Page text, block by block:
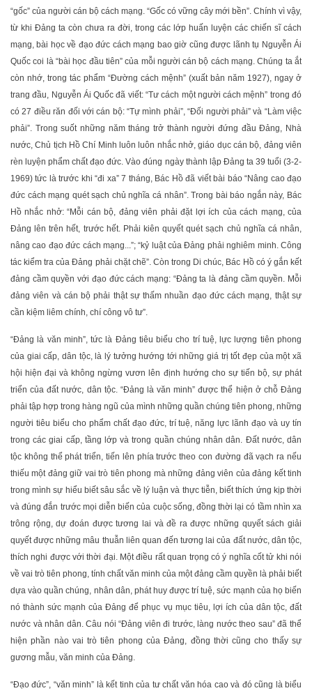
“gốc” của người cán bộ cách mạng. “Gốc có vững cây mới bền”. Chính vì vậy,
từ khi Đảng ta còn chưa ra đời, trong các lớp huấn luyện các chiến sĩ cách
mạng, bài học về đạo đức cách mạng bao giờ cũng được lãnh tụ Nguyễn Ái
Quốc coi là “bài học đầu tiên” của mỗi người cán bộ cách mạng. Chúng ta ắt
còn nhớ, trong tác phẩm “Đường cách mệnh” (xuất bản năm 1927), ngay ở
trang đầu, Nguyễn Ái Quốc đã viết: “Tư cách một người cách mệnh” trong đó
có 27 điều răn đối với cán bộ: “Tự mình phải”, “Đối người phải” và “Làm việc
phải”. Trong suốt những năm tháng trở thành người đứng đầu Đảng, Nhà
nước, Chủ tịch Hồ Chí Minh luôn luôn nhắc nhở, giáo dục cán bộ, đảng viên
rèn luyện phẩm chất đạo đức. Vào đúng ngày thành lập Đảng ta 39 tuổi (3-2-
1969) tức là trước khi “đi xa” 7 tháng, Bác Hồ đã viết bài báo “Nâng cao đạo
đức cách mạng quét sạch chủ nghĩa cá nhân”. Trong bài báo ngắn này, Bác
Hồ nhắc nhở: “Mỗi cán bộ, đảng viên phải đặt lợi ích của cách mạng, của
Đảng lên trên hết, trước hết. Phải kiên quyết quét sạch chủ nghĩa cá nhân,
nâng cao đạo đức cách mạng...”; “kỷ luật của Đảng phải nghiêm minh. Công
tác kiểm tra của Đảng phải chặt chẽ”. Còn trong Di chúc, Bác Hồ có ý gắn kết
đảng cầm quyền với đạo đức cách mạng: “Đảng ta là đảng cầm quyền. Mỗi
đảng viên và cán bộ phải thật sự thấm nhuần đạo đức cách mạng, thật sự
cần kiệm liêm chính, chí công vô tư”.
“Đảng là văn minh”, tức là Đảng tiêu biểu cho trí tuệ, lực lượng tiên phong
của giai cấp, dân tộc, là lý tưởng hướng tới những giá trị tốt đẹp của một xã
hội hiện đại và không ngừng vươn lên định hướng cho sự tiến bộ, sự phát
triển của đất nước, dân tộc. “Đảng là văn minh” được thể hiện ở chỗ Đảng
phải tập hợp trong hàng ngũ của mình những quần chúng tiên phong, những
người tiêu biểu cho phẩm chất đạo đức, trí tuệ, năng lực lãnh đạo và uy tín
trong các giai cấp, tầng lớp và trong quần chúng nhân dân. Đất nước, dân
tộc không thể phát triển, tiến lên phía trước theo con đường đã vạch ra nếu
thiếu một đảng giữ vai trò tiên phong mà những đảng viên của đảng kết tinh
trong mình sự hiểu biết sâu sắc về lý luận và thực tiễn, biết thích ứng kịp thời
và đúng đắn trước mọi diễn biến của cuộc sống, đồng thời lại có tầm nhìn xa
trông rộng, dự đoán được tương lai và đề ra được những quyết sách giải
quyết được những mâu thuẫn liên quan đến tương lai của đất nước, dân tộc,
thích nghi được với thời đại. Một điều rất quan trọng có ý nghĩa cốt tử khi nói
về vai trò tiên phong, tính chất văn minh của một đảng cầm quyền là phải biết
dựa vào quần chúng, nhân dân, phát huy được trí tuệ, sức mạnh của họ biến
nó thành sức mạnh của Đảng để phục vụ mục tiêu, lợi ích của dân tộc, đất
nước và nhân dân. Câu nói “Đảng viên đi trước, làng nước theo sau” đã thể
hiện phần nào vai trò tiên phong của Đảng, đồng thời cũng cho thấy sự
gương mẫu, văn minh của Đảng.
“Đạo đức”, “văn minh” là kết tinh của tư chất văn hóa cao và đó cũng là biểu